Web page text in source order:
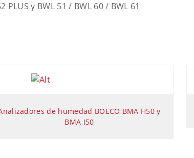
y BWL 51 / BWL 60 / BWL 61
de humedad BOECO BMA H50 y
BMA I50